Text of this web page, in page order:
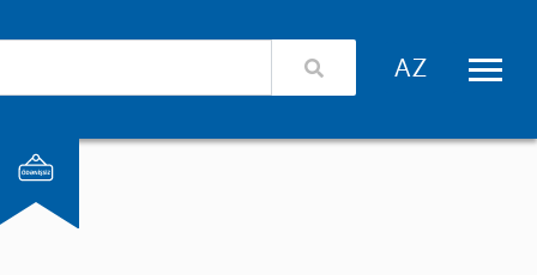
Xidmət təminatçıları üçün giriş